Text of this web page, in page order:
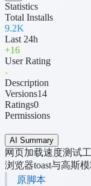
Statistics
Total Installs
9.2K
Last 24h
+16
User Rating
-
Description
Versions14
Ratings0
Permissions
AI Summary
网页加载速度测试
浏览器toast与高斯模
原脚本